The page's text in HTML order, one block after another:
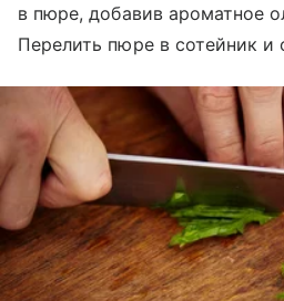
в пюре, добавив ароматное
Перелить пюре в сотейник и